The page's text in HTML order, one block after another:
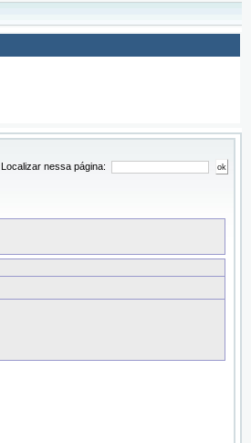
Localizar nessa página: